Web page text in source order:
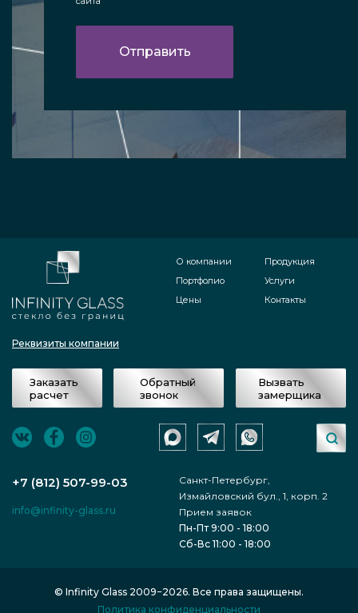
Реквизиты компании
О компании
Портфолио
Цены
Продукция
Услуги
Контакты
Заказать
расчет
Обратный
звонок
Вызвать
замерщика
+7 (812) 507-99-03
Санкт-Петербург,
Измайловский бул., 1, корп. 2
info@infinity-glass.ru
Прием заявок
Пн-Пт 9:00 - 18:00
Сб-Вс 11:00 - 18:00
© Infinity Glass 2009−2026. Все права защищены.
Политика конфиденциальности